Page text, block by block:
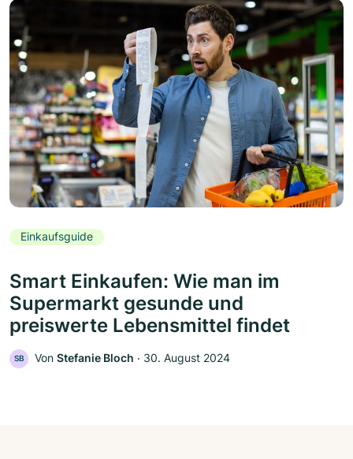
Einkaufsguide
Smart Einkaufen: Wie man im
Supermarkt gesunde und
preiswerte Lebensmittel findet
SB Von Stefanie Bloch ‧ 30. August 2024